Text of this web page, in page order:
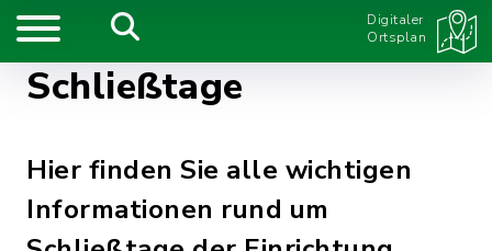
Digitaler
Ortsplan
Schließtage
Hier finden Sie alle wichtigen
Informationen rund um